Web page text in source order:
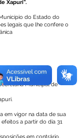
Xapuri”.
do Estado do
legais que lhe confere o
a Senhora
Municipal de
em vigor na data de sua
a partir do dia 31